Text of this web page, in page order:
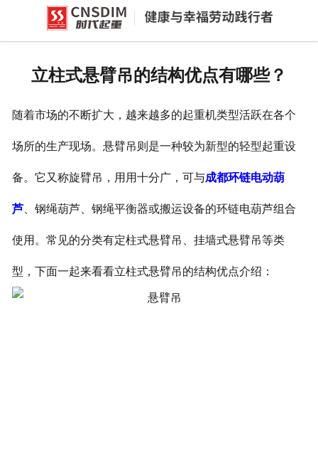
网站首页
联系我们
立柱式悬臂吊的结构优点有哪些？
随着市场的不断扩大，越来越多的起重机类型活跃在各个
场所的生产现场。悬臂吊则是一种较为新型的轻型起重设
备。它又称旋臂吊，用用十分广，可与成都环链电动葫
芦、钢绳葫芦、钢绳平衡器或搬运设备的环链电葫芦组合
使用。常见的分类有定柱式悬臂吊、挂墙式悬臂吊等类
型，下面一起来看看立柱式悬臂吊的结构优点介绍：